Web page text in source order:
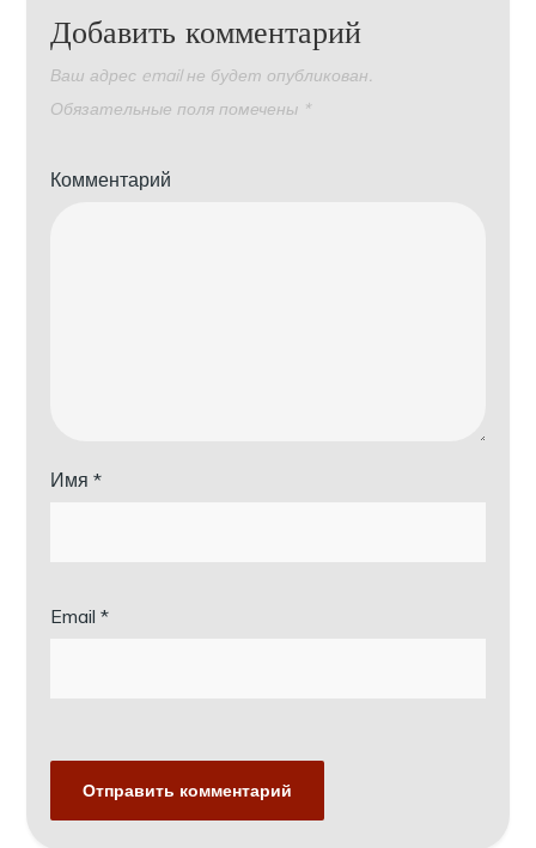
Добавить комментарий
Ваш адрес email не будет опубликован.
Обязательные поля помечены *
Комментарий
Имя*
Email*